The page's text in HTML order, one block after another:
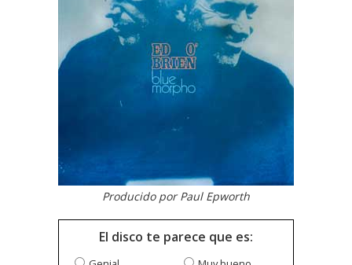
Producido por Paul Epworth
El disco te parece que es: